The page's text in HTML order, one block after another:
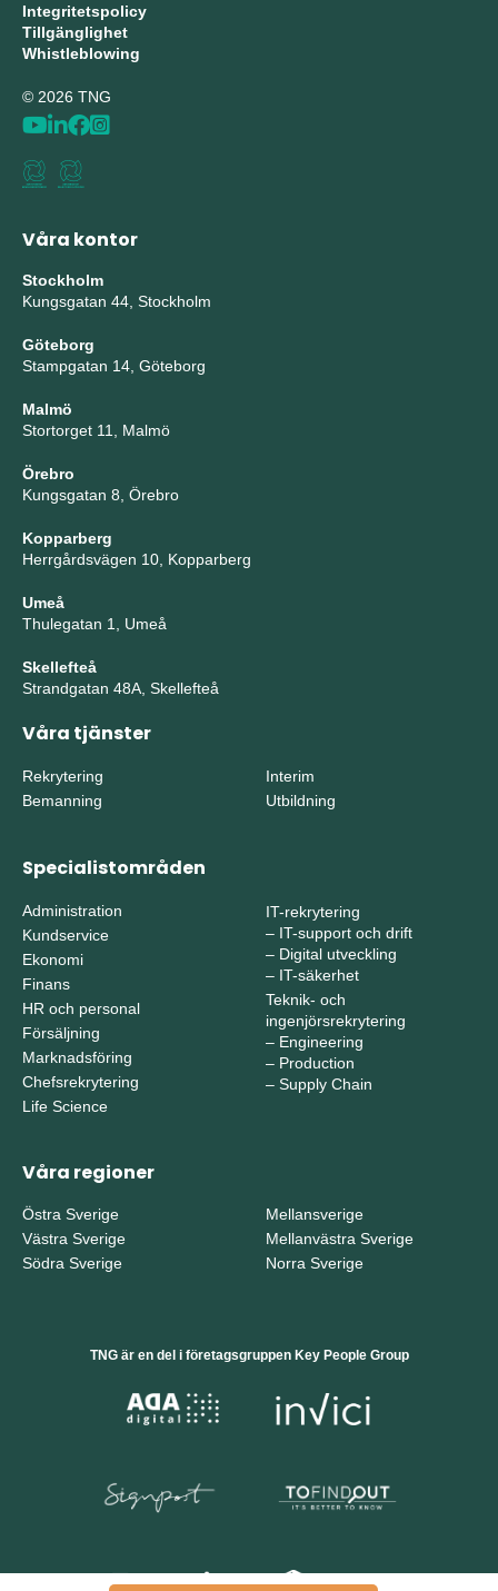
Integritetspolicy
Tillgänglighet
Whistleblowing
© 2026 TNG
Våra kontor
Stockholm
Kungsgatan 44, Stockholm
Göteborg
Stampgatan 14, Göteborg
Malmö
Stortorget 11, Malmö
Örebro
Kungsgatan 8, Örebro
Kopparberg
Herrgårdsvägen 10, Kopparberg
Umeå
Thulegatan 1, Umeå
Skellefteå
Strandgatan 48A, Skellefteå
Våra tjänster
Rekrytering
Bemanning
Interim
Utbildning
Specialistområden
Administration
Kundservice
Ekonomi
Finans
HR och personal
Försäljning
Marknadsföring
Chefsrekrytering
Life Science
IT-rekrytering
– IT-support och drift
– Digital utveckling
– IT-säkerhet
Teknik- och
ingenjörsrekrytering
– Engineering
– Production
– Supply Chain
Våra regioner
Östra Sverige
Västra Sverige
Södra Sverige
Mellansverige
Mellanvästra Sverige
Norra Sverige
TNG är en del i företagsgruppen Key People Group